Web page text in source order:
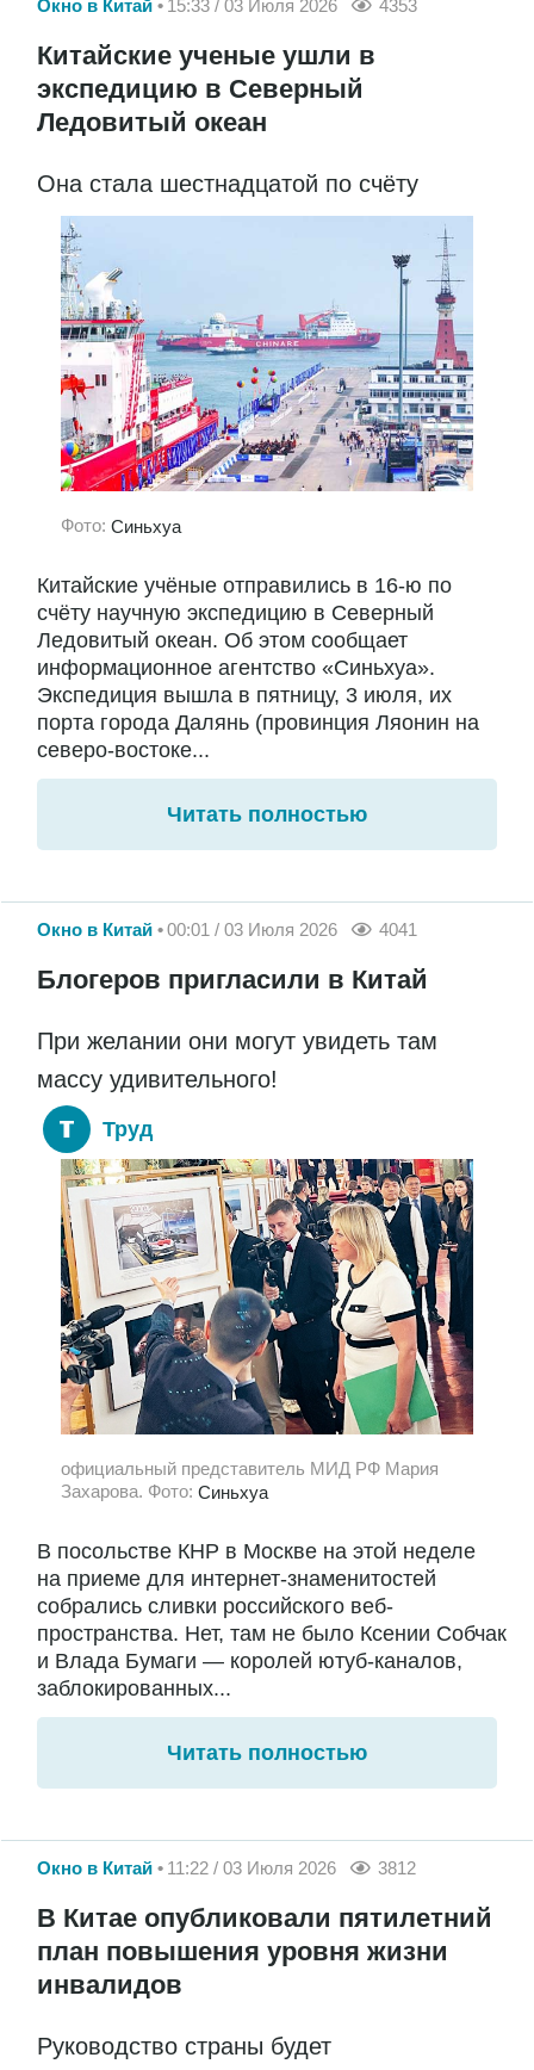
Окно в Китай 15:33 / 03 Июля 2026 4353
Китайские ученые ушли в
экспедицию в Северный
Ледовитый океан
Она стала шестнадцатой по счёту
Фото: Синьхуа
Китайские учёные отправились в 16-ю по
счёту научную экспедицию в Северный
Ледовитый океан. Об этом сообщает
информационное агентство «Синьхуа».
Экспедиция вышла в пятницу, 3 июля, их
порта города Далянь (провинция Ляонин на
северо-востоке...
Читать полностью
Окно в Китай 00:01 / 03 Июля 2026 4041
Блогеров пригласили в Китай
При желании они могут увидеть там
массу удивительного!
Труд
официальный представитель МИД РФ Мария
Захарова. Фото: Синьхуа
В посольстве КНР в Москве на этой неделе
на приеме для интернет-знаменитостей
собрались сливки российского веб-
пространства. Нет, там не было Ксении Собчак
и Влада Бумаги — королей ютуб-каналов,
заблокированных...
Читать полностью
Окно в Китай 11:22 / 03 Июля 2026 3812
В Китае опубликовали пятилетний
план повышения уровня жизни
инвалидов
Руководство страны будет